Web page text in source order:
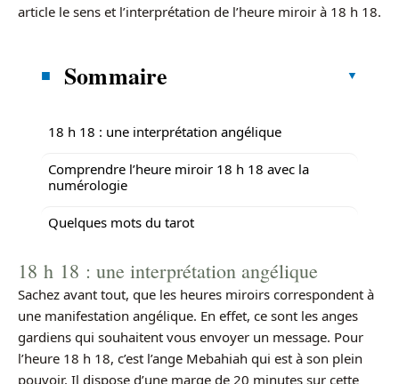
article le sens et l’interprétation de l’heure miroir à 18 h 18.
Sommaire
18 h 18 : une interprétation angélique
Comprendre l’heure miroir 18 h 18 avec la
numérologie
Quelques mots du tarot
18 h 18 : une interprétation angélique
Sachez avant tout, que les heures miroirs correspondent à
une manifestation angélique. En effet, ce sont les anges
gardiens qui souhaitent vous envoyer un message. Pour
l’heure 18 h 18, c’est l’ange Mebahiah qui est à son plein
pouvoir. Il dispose d’une marge de 20 minutes sur cette